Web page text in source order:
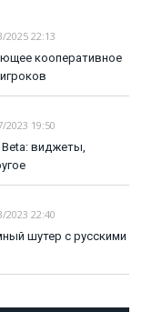
2025 22:13
кооперативное
2023 19:50
виджеты,
2023 22:40
шутер с русскими